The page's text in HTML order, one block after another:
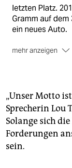
letzten Platz.
Gramm auf dem
ein neues Auto.
mehr anzeigen
Der Vergleich
realen.
„Unser Motto
Sprecherin Lou
Solange sich
Forderungen
sein.